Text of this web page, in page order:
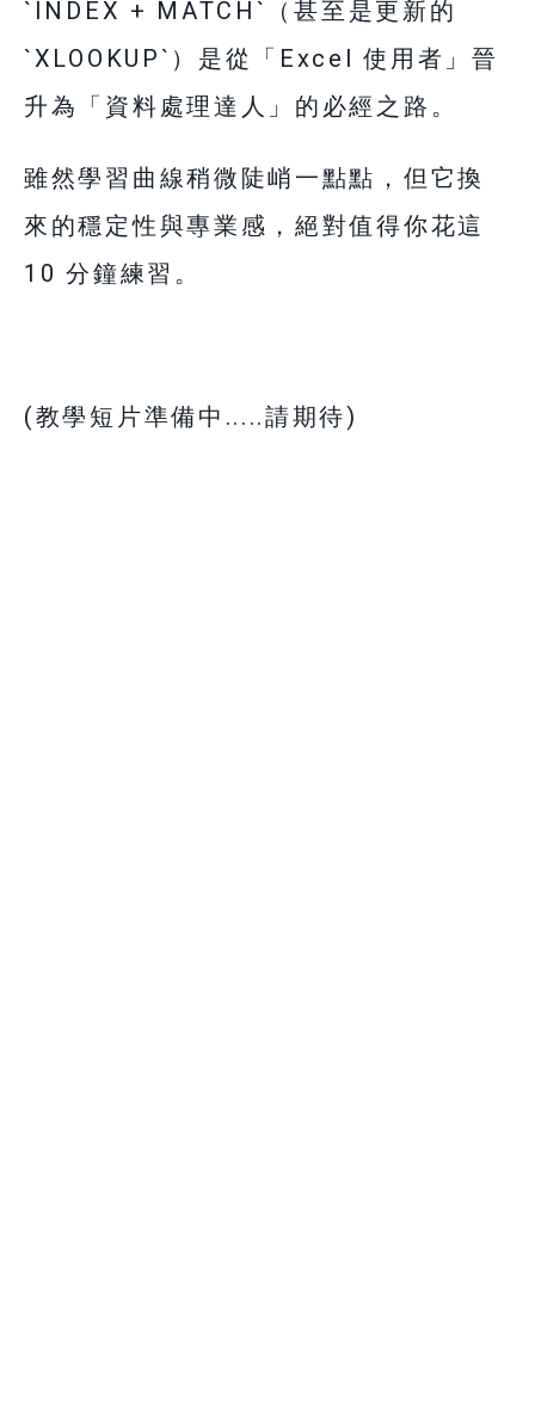
`INDEX + MATCH`（甚至是更新的
`XLOOKUP`）是從「Excel 使用者」晉
升為「資料處理達人」的必經之路。
雖然學習曲線稍微陡峭一點點，但它換
來的穩定性與專業感，絕對值得你花這
10 分鐘練習。
(教學短片準備中.....請期待)